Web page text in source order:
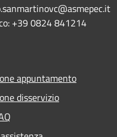
+39 0824 841214
appuntamento
disservizio